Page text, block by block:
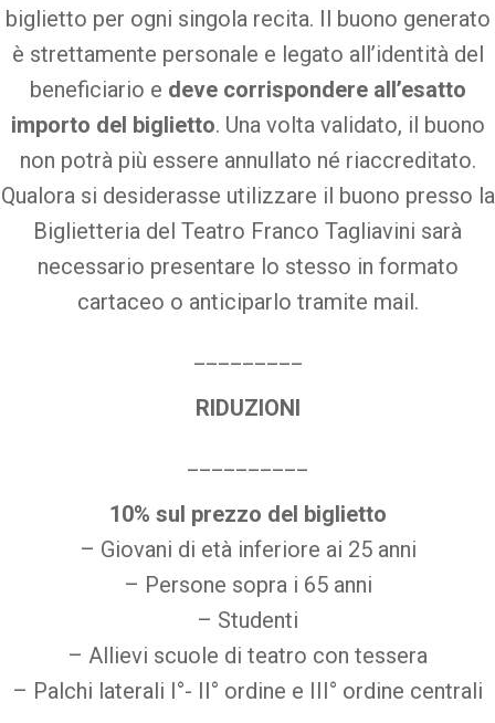
biglietto per ogni singola recita. Il buono generato
è strettamente personale e legato all’identità del
beneficiario e deve corrispondere all’esatto
importo del biglietto. Una volta validato, il buono
non potrà più essere annullato né riaccreditato.
Qualora si desiderasse utilizzare il buono presso la
Biglietteria del Teatro Franco Tagliavini sarà
necessario presentare lo stesso in formato
cartaceo o anticiparlo tramite mail.
RIDUZIONI
10% sul prezzo del biglietto
– Giovani di età inferiore ai 25 anni
– Persone sopra i 65 anni
– Studenti
– Allievi scuole di teatro con tessera
– Palchi laterali I°- II° ordine e III° ordine centrali